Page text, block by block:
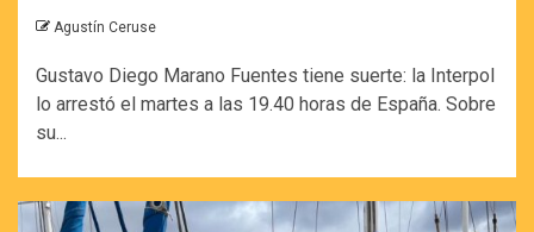
Agustín Ceruse
Gustavo Diego Marano Fuentes tiene suerte: la Interpol
lo arrestó el martes a las 19.40 horas de España. Sobre
su...